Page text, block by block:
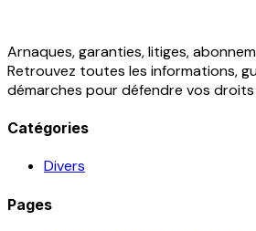
Arnaques, garanties, litiges,
Retrouvez toutes les informations,
démarches pour défendre vos
Catégories
Divers
Pages